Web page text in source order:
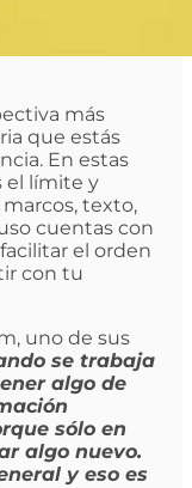
más
que estás
En estas
el límite y
texto,
cuentas con
el orden
con tu
uno de sus
se trabaja
algo de
sólo en
algo nuevo.
y eso es